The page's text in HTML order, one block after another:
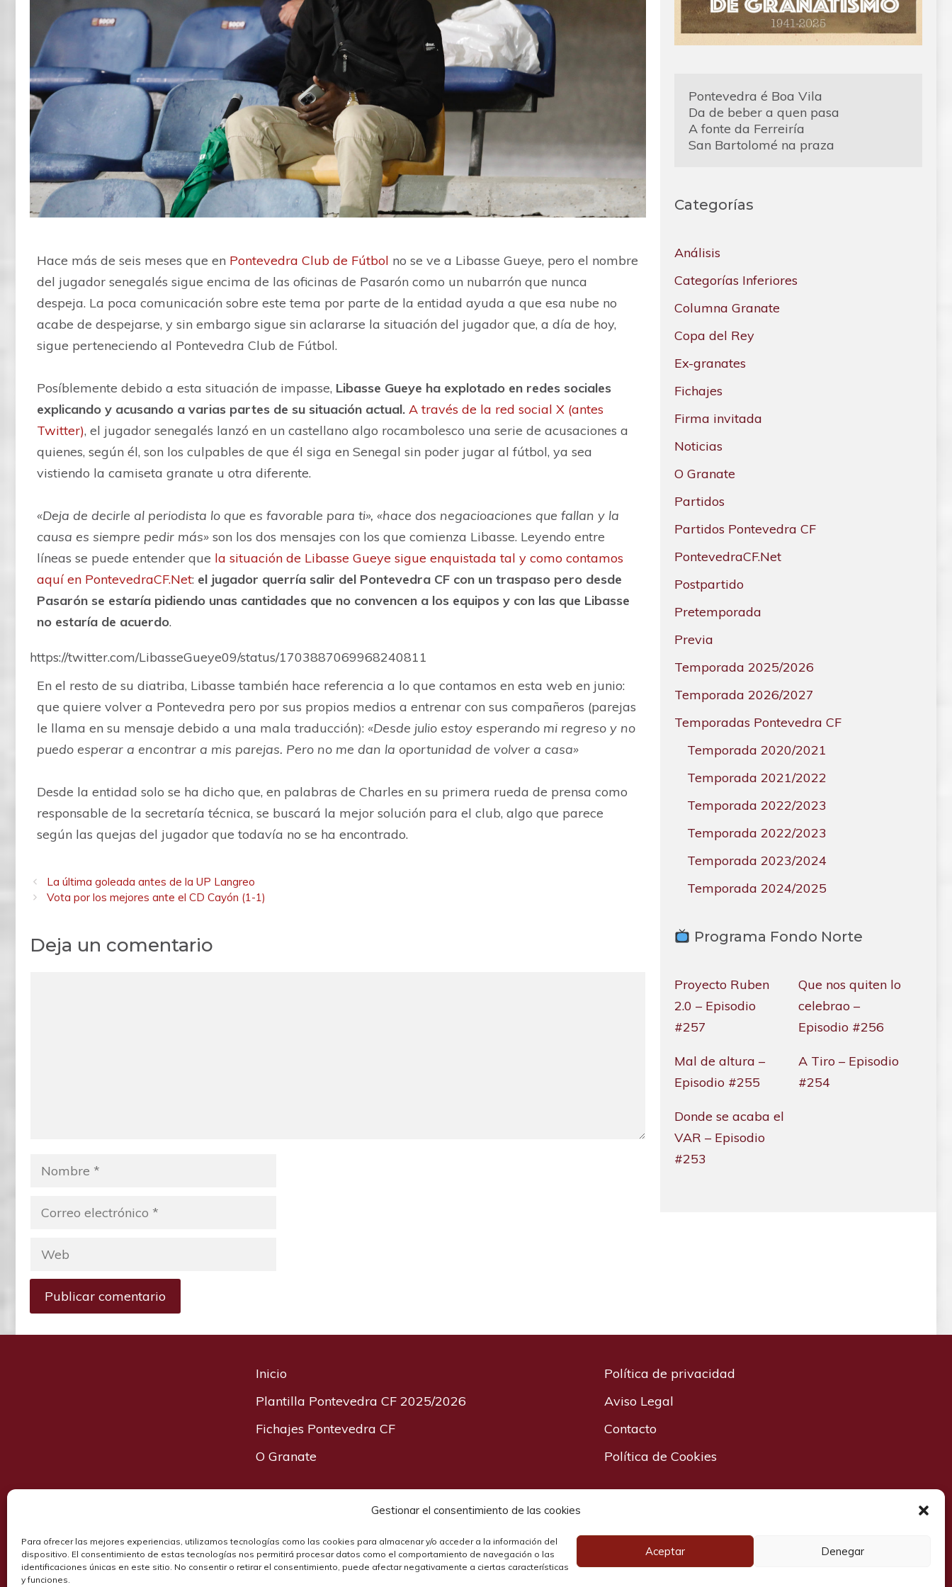
Gestionar el consentimiento de las cookies
Para ofrecer las mejores experiencias, utilizamos tecnologías como las cookies para almacenar y/o acceder a la información del
dispositivo. El consentimiento de estas tecnologías nos permitirá procesar datos como el comportamiento de navegación o las
identificaciones únicas en este sitio. No consentir o retirar el consentimiento, puede afectar negativamente a ciertas características
y funciones.
Aceptar Denegar
Hace más de seis meses que en Pontevedra Club de Fútbol no se ve a Libasse Gueye, pero el nombre
del jugador senegalés sigue encima de las oficinas de Pasarón como un nubarrón que nunca
despeja. La poca comunicación sobre este tema por parte de la entidad ayuda a que esa nube no
acabe de despejarse, y sin embargo sigue sin aclararse la situación del jugador que, a día de hoy,
sigue perteneciendo al Pontevedra Club de Fútbol.
Posíblemente debido a esta situación de impasse, Libasse Gueye ha explotado en redes sociales
explicando y acusando a varias partes de su situación actual. A través de la red social X (antes
Twitter), el jugador senegalés lanzó en un castellano algo rocambolesco una serie de acusaciones a
quienes, según él, son los culpables de que él siga en Senegal sin poder jugar al fútbol, ya sea
vistiendo la camiseta granate u otra diferente.
«Deja de decirle al periodista lo que es favorable para ti», «hace dos negacioaciones que fallan y la
causa es siempre pedir más» son los dos mensajes con los que comienza Libasse. Leyendo entre
líneas se puede entender que la situación de Libasse Gueye sigue enquistada tal y como contamos
aquí en PontevedraCF.Net: el jugador querría salir del Pontevedra CF con un traspaso pero desde
Pasarón se estaría pidiendo unas cantidades que no convencen a los equipos y con las que Libasse
no estaría de acuerdo.
https://twitter.com/LibasseGueye09/status/1703887069968240811
En el resto de su diatriba, Libasse también hace referencia a lo que contamos en esta web en junio:
que quiere volver a Pontevedra pero por sus propios medios a entrenar con sus compañeros (parejas
le llama en su mensaje debido a una mala traducción): «Desde julio estoy esperando mi regreso y no
puedo esperar a encontrar a mis parejas. Pero no me dan la oportunidad de volver a casa»
Desde la entidad solo se ha dicho que, en palabras de Charles en su primera rueda de prensa como
responsable de la secretaría técnica, se buscará la mejor solución para el club, algo que parece
según las quejas del jugador que todavía no se ha encontrado.
La última goleada antes de la UP Langreo
Vota por los mejores ante el CD Cayón (1-1)
Deja un comentario
Nombre
Correo
Web
Pontevedra é Boa Vila
Da de beber a quen pasa
A fonte da Ferreiría
San Bartolomé na praza
Categorías
Análisis
Categorías Inferiores
Columna Granate
Copa del Rey
Ex-granates
Fichajes
Firma invitada
Noticias
O Granate
Partidos
Partidos Pontevedra CF
PontevedraCF.Net
Postpartido
Pretemporada
Previa
Temporada 2025/2026
Temporada 2026/2027
Temporadas Pontevedra CF
Temporada 2020/2021
Temporada 2021/2022
Temporada 2022/2023
Temporada 2022/2023
Temporada 2023/2024
Temporada 2024/2025
Programa Fondo Norte
Proyecto Ruben
2.0 – Episodio
#257
Que nos quiten lo
celebrao –
Episodio #256
Mal de altura –
Episodio #255
A Tiro – Episodio
#254
Donde se acaba el
VAR – Episodio
#253
Inicio
Plantilla Pontevedra CF 2025/2026
Fichajes Pontevedra CF
O Granate
Política de privacidad
Aviso Legal
Contacto
Política de Cookies
Camisetas Pontevedra CF· Equipación Pontevedra CF·Plantilla Pontevedra CF·Rivales Pontevedra CF